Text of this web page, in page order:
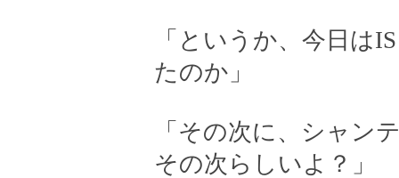
「というか、今日は
たのか」
「その次に、シャン
その次らしいよ？」